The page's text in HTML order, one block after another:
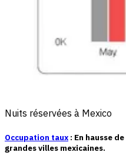
Nuits réservées à Mexico
Occupation taux : En hausse de
grandes villes mexicaines.